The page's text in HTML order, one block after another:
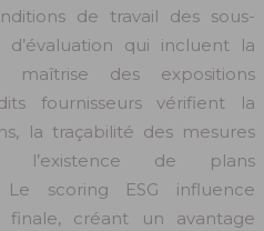
de travail des sous-
qui incluent la
des expositions
fournisseurs vérifient la
la traçabilité des mesures
l’existence de plans
Le scoring ESG influence
créant un avantage